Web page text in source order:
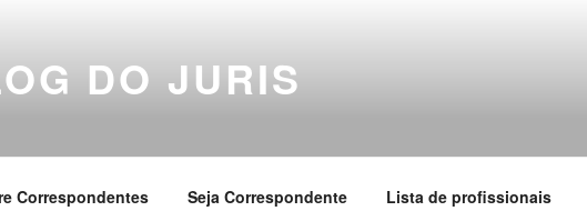
DO JURIS
Correspondentes Seja Correspondente Lista de profissionais